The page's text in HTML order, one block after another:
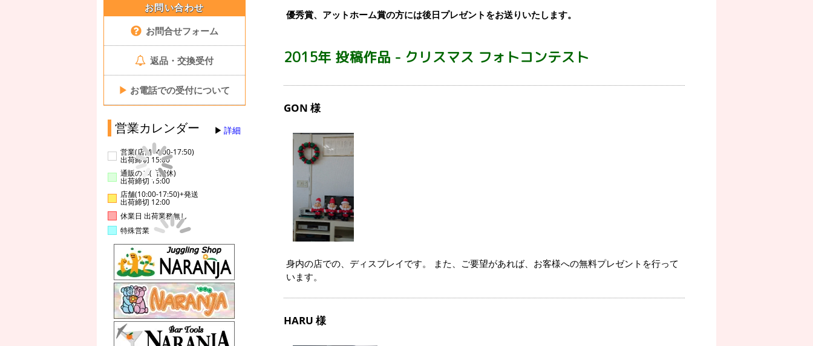
お問い合わせ
お問合せフォーム
返品・交換受付
▶ お電話での受付について
営業カレンダー 詳細
営業(店舗14:00-17:50)
出荷締切 15:00
通販のみ(店舗休)
出荷締切 15:00
店舗(10:00-17:50)+発送
出荷締切 12:00
休業日 出荷業務無し
特殊営業
優秀賞、アットホーム賞の方には後日プレゼントをお送りいたします。
2015年 投稿作品 - クリスマス フォトコンテスト
GON 様
身内の店での、ディスプレイです。 また、ご要望があれば、お客様への無料プレゼントを行って
います。
HARU 様